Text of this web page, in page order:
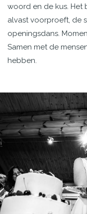
woord en de kus. Het
alvast voorproeft, de
openingsdans.
Samen met de
hebben.